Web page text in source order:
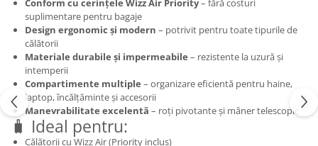
Conform cu cerințele Wizz Air Priority– fără costuri
suplimentare pentru bagaje
Design ergonomic și modern – potrivit pentru toate tipurile de
călătorii
Materiale durabile și impermeabile – rezistente la uzură și
intemperii
Compartimente multiple – organizare eficientă pentru haine,
laptop, încălțăminte și accesorii
Manevrabilitate excelentă – roți pivotante și mâner telescopic
🧳 Ideal pentru:
Călătorii cu Wizz Air (Priority inclus)